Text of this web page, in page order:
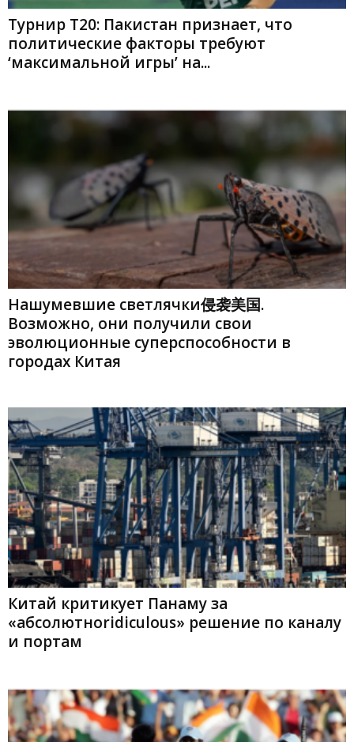
Турнир T20: Пакистан признает, что
политические факторы требуют
‘максимальной игры’ на...
Нашумевшие светлячки侵袭美国.
Возможно, они получили свои
эволюционные суперспособности в
городах Китая
Китай критикует Панаму за
«абсолютноridiculous» решение по каналу
и портам